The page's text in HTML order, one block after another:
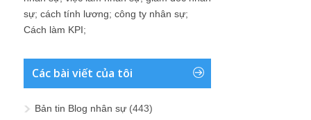
sự; cách tính lương; công ty nhân sự;
Cách làm KPI;
Các bài viết của tôi
Bản tin Blog nhân sự (443)